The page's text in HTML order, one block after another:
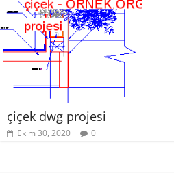
çiçek dwg projesi
Ekim 30, 2020 0